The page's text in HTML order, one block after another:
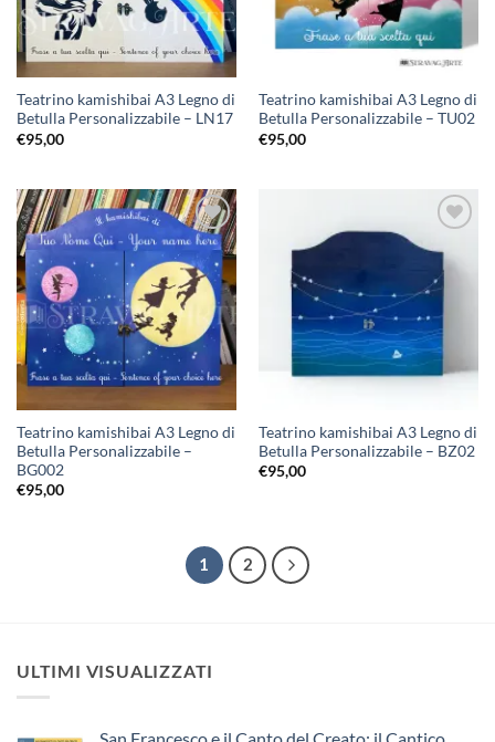
Teatrino kamishibai A3 Legno di
Betulla Personalizzabile – LN17
€95,00
Teatrino kamishibai A3 Legno di
Betulla Personalizzabile – TU02
€95,00
Aggiungi
alla lista
dei
desideri
Teatrino kamishibai A3 Legno di
Betulla Personalizzabile –
BG002
€95,00
Aggiungi
alla lista
dei
desideri
Teatrino kamishibai A3 Legno di
Betulla Personalizzabile – BZ02
€95,00
1 2
ULTIMI VISUALIZZATI